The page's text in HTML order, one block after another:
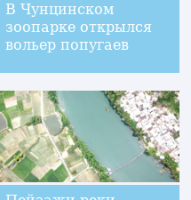
В Чунцинском
зоопарке открылся
вольер попугаев